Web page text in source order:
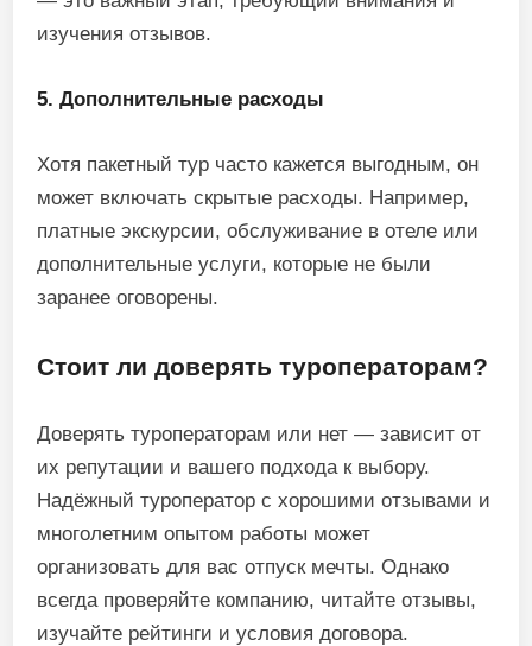
изучения отзывов.
5. Дополнительные расходы
Хотя пакетный тур часто кажется выгодным, он
может включать скрытые расходы. Например,
платные экскурсии, обслуживание в отеле или
дополнительные услуги, которые не были
заранее оговорены.
Стоит ли доверять туроператорам?
Доверять туроператорам или нет — зависит от
их репутации и вашего подхода к выбору.
Надёжный туроператор с хорошими отзывами и
многолетним опытом работы может
организовать для вас отпуск мечты. Однако
всегда проверяйте компанию, читайте отзывы,
изучайте рейтинги и условия договора.